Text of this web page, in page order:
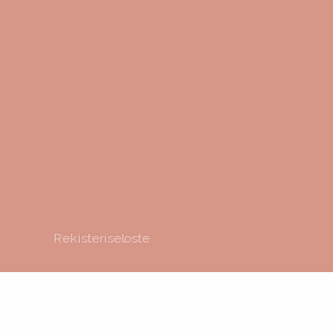
Rekisteriseloste